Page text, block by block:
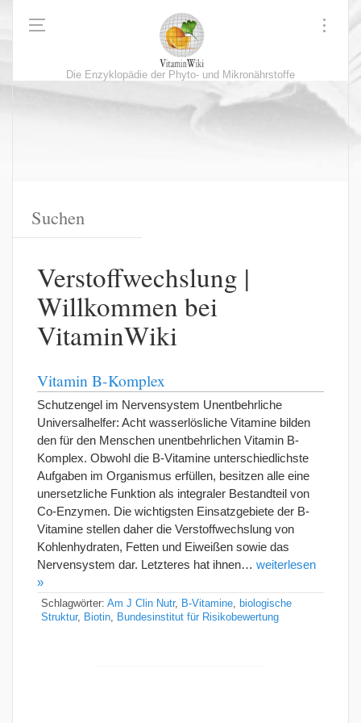
Die Enzyklopädie der Phyto- und Mikronährstoffe
Verstoffwechslung |
Willkommen bei
VitaminWiki
Vitamin B-Komplex
Schutzengel im Nervensystem Unentbehrliche
Universalhelfer: Acht wasserlösliche Vitamine bilden
den für den Menschen unentbehrlichen Vitamin B-
Komplex. Obwohl die B-Vitamine unterschiedlichste
Aufgaben im Organismus erfüllen, besitzen alle eine
unersetzliche Funktion als integraler Bestandteil von
Co-Enzymen. Die wichtigsten Einsatzgebiete der B-
Vitamine stellen daher die Verstoffwechslung von
Kohlenhydraten, Fetten und Eiweißen sowie das
Nervensystem dar. Letzteres hat ihnen… weiterlesen
»
Schlagwörter: Am J Clin Nutr, B-Vitamine
biologische
Struktur, Biotin Bundesinstitut für Risikobewertung